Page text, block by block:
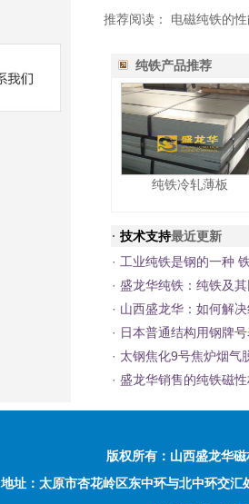
推荐阅读：
电磁纯铁的
纯铁产品推荐
纯铁冷轧薄板
· 技术支持最近更新
· 工业纯铁是钢的一种
· 盛龙华纯铁：纯铁及
· 山西盛龙华：如何解
· 日本普通结构用钢牌
· 太钢焦化9号焦炉烟气
· 盛龙华销售的纯铁磁
版权所有： 山西盛龙华
地址：太原市杏花岭区东中环与北中环交